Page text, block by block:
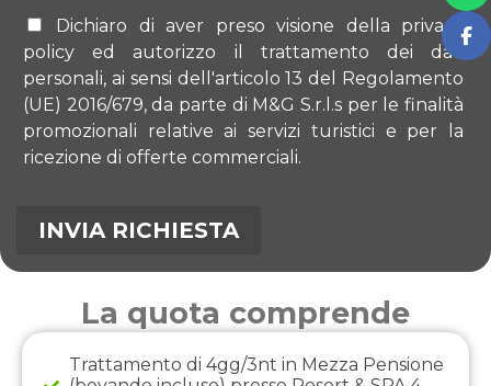
Dichiaro di aver preso visione della privacy
policy ed autorizzo il trattamento dei dati
personali, ai sensi dell'articolo 13 del Regolamento
(UE) 2016/679, da parte di M&G S.r.l.s per le finalità
promozionali relative ai servizi turistici e per la
ricezione di offerte commerciali.
La quota comprende
Trattamento di 4gg/3nt in Mezza Pensione